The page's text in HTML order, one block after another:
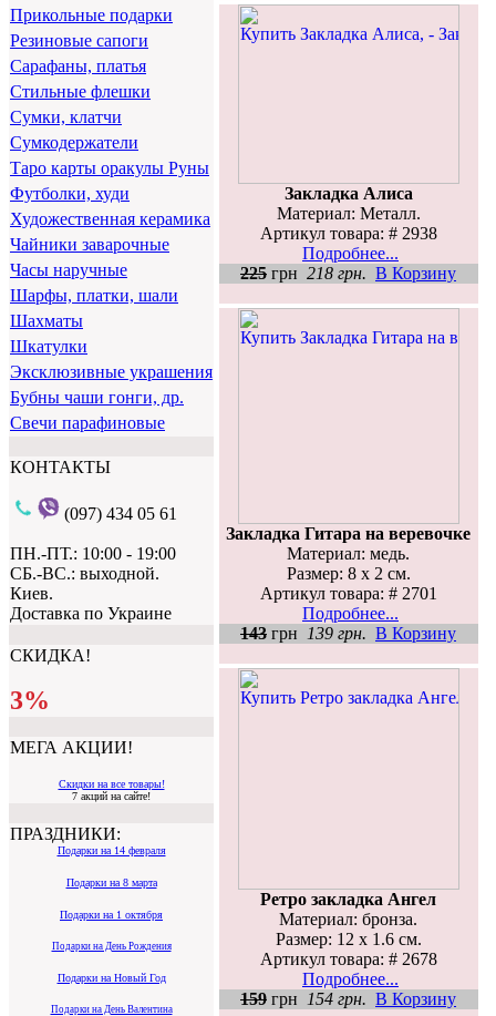
Прикольные подарки
Резиновые сапоги
Сарафаны, платья
Стильные флешки
Сумки, клатчи
Сумкодержатели
Таро карты оракулы Руны
Футболки, худи
Художественная керамика
Чайники заварочные
Часы наручные
Шарфы, платки, шали
Шахматы
Шкатулки
Эксклюзивные украшения
Бубны чаши гонги, др.
Свечи парафиновые
КОНТАКТЫ
(097) 434 05 61
ПН.-ПТ.: 10:00 - 19:00
СБ.-ВС.: выходной.
Киев.
Доставка по Украине
СКИДКА!
3%
МЕГА АКЦИИ!
Скидки на все товары!
7 акций на сайте!
ПРАЗДНИКИ:
Подарки на 14 февраля
Подарки на 8 марта
Подарки на 1 октября
Подарки на День Рождения
Подарки на Новый Год
Подарки на День Валентина
Закладка Алиса
Материал: Металл.
Артикул товара: # 2938
Подробнее...
225 грн 218 грн. В Корзину
Закладка Гитара на веревочке
Материал: медь.
Размер: 8 х 2 см.
Артикул товара: # 2701
Подробнее...
143 грн 139 грн. В Корзину
Ретро закладка Ангел
Материал: бронза.
Размер: 12 х 1.6 см.
Артикул товара: # 2678
Подробнее...
159 грн 154 грн. В Корзину